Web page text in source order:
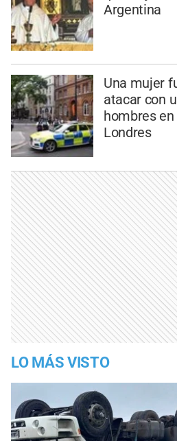
Argentina
Una mujer
atacar con
hombres
Londres
LO MÁS VISTO